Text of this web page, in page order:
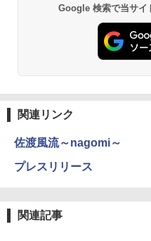
Google 検索で当サイ
関連リンク
佐渡風流～nagomi～
プレスリリース
関連記事